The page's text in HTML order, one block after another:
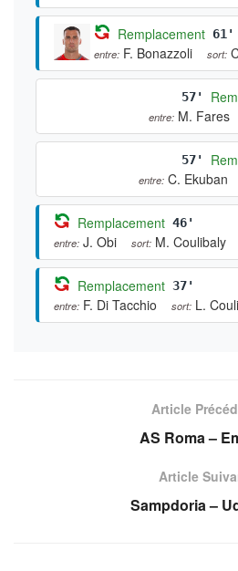
Remplacement 61'
entre: F. Bonazzoli sort:
57'
entre: M. Fares
57'
entre: C. Ekuban
Remplacement 46'
entre: J. Obi sort: M. Coulibaly
Remplacement 37'
entre: F. Di Tacchio sort: L.
Article
AS Roma –
Article
Sampdoria –